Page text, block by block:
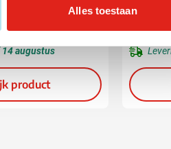
Alles toestaan
14 augustus
product
vanaf